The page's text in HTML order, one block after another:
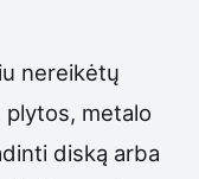
nereikėtų
plytos, metalo
diską arba